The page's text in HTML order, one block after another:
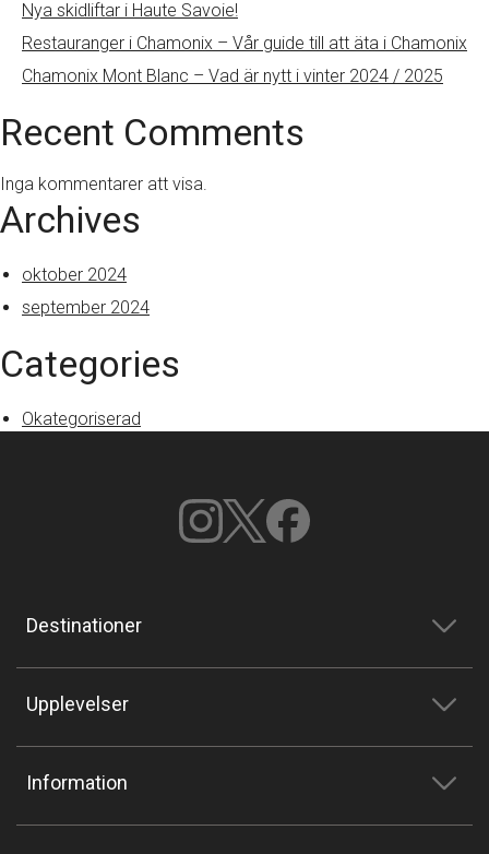
Nya skidliftar i Haute Savoie!
Restauranger i Chamonix – Vår guide till att äta i Chamonix
Chamonix Mont Blanc – Vad är nytt i vinter 2024 / 2025
Recent Comments
Inga kommentarer att visa.
Archives
oktober 2024
september 2024
Categories
Okategoriserad
Destinationer
Upplevelser
Information